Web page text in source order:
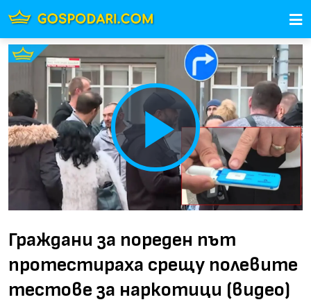
Play
Video
Граждани за пореден път
протестираха срещу полевите
тестове за наркотици (видео)